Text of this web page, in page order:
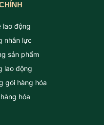
lao động
nhân lực
sản phẩm
lao động
gói hàng hóa
hóa